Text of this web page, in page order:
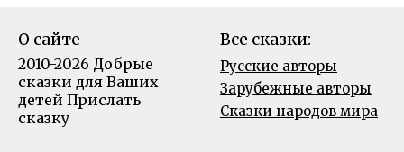
О сайте
2010-2026 Добрые
сказки для Ваших
детей Прислать
сказку
Все сказки:
Русские авторы
Зарубежные авторы
Сказки народов мира